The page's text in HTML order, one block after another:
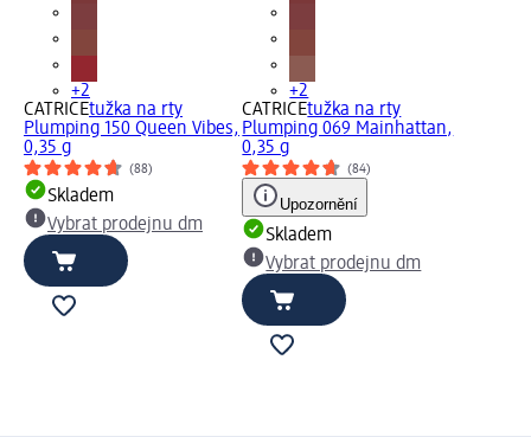
+2
CATRICEtužka na rty
Plumping 150 Queen Vibes,
0,35 g
(88)
Skladem
Vybrat prodejnu dm
+2
CATRICEtužka na rty
Plumping 069 Mainhattan,
0,35 g
(84)
Upozornění
Skladem
Vybrat prodejnu dm